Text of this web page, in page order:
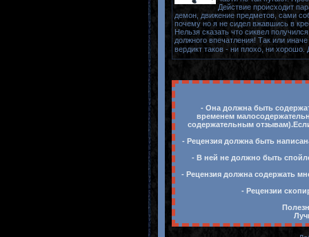
Действие происходит
демон, движение предметов, сами
почему но я не сидел вжавшись в
Нельзя сказать что сиквел
должного впечатления! Так или
вердикт таков - ни плохо, ни
- Она должна быть
временем
содержательным
- Рецензия должна быть
- В ней не должно быть
- Рецензия должна содержать
- Рецензии